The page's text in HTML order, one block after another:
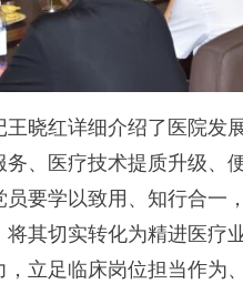
红详细介绍了医院发
、医疗技术提质升级、
要学以致用、知行合一
其切实转化为精进医疗
立足临床岗位担当作为